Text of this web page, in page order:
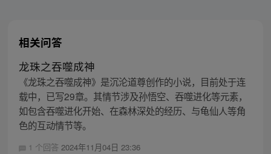
相关问答
龙珠之吞噬成神
《龙珠之吞噬成神》是沉沦道尊创作的小说，目前处于连
载中，已写29章。其情节涉及孙悟空、吞噬进化等元素，
如包含吞噬进化开始、在森林深处的经历、与龟仙人等角
色的互动情节等。
1 个回答 2024年11月04日 23:36